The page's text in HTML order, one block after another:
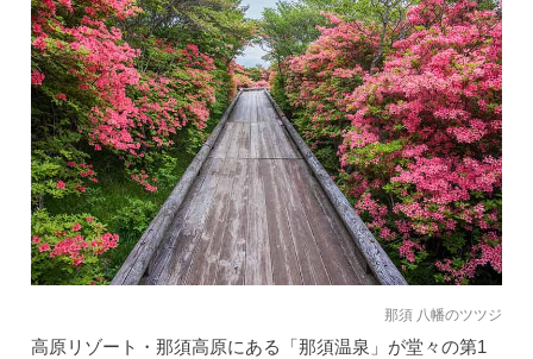
那須 八幡のツツジ
高原リゾート・那須高原にある「那須温泉」が堂々の第1